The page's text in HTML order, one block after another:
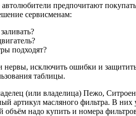
предпочитают
сервисменам:
подходят?
исключить ошибки и
таблицы.
(или владелица) Пежо,
артикул масляного фильтра. В
объём надо купить и номера